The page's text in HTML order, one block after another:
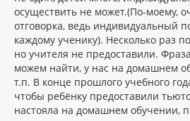
осуществить не может.(По-моему,
отговорка, ведь индивидуальный
каждому ученику). Несколько раз
но учителя не предоставили.
можем найти, у нас на домашнем
т.п. В конце прошлого учебного
чтобы ребёнку предоставили
настояла на домашнем обучении,